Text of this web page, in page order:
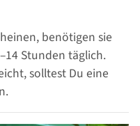
benötigen sie
Stunden täglich.
solltest Du eine